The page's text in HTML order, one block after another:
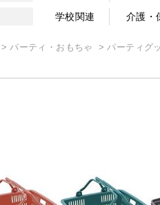
学校関連 介護・
パーティ・おもちゃ パーティグ